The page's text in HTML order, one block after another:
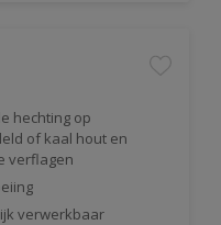
hechting op
of kaal hout en
verflagen
verwerkbaar